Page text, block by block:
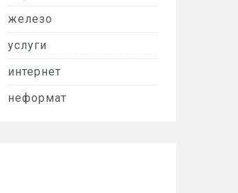
железо
услуги
интернет
неформат